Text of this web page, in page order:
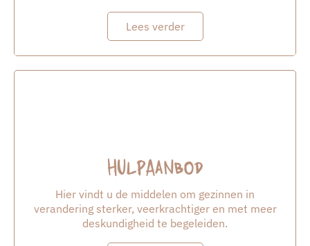
Lees verder
Hulpaanbod
Hier vindt u de middelen om gezinnen in
verandering sterker, veerkrachtiger en met meer
deskundigheid te begeleiden.